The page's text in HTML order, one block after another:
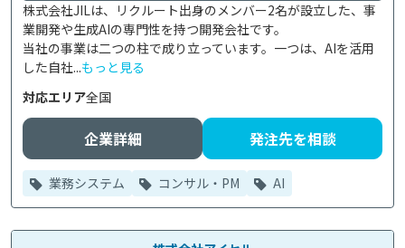
株式会社JILは、リクルート出身のメンバー2名が設立した、事
業開発や生成AIの専門性を持つ開発会社です。
当社の事業は二つの柱で成り立っています。一つは、AIを活用
した自社...もっと見る
対応エリア全国
企業詳細 発注先を相談
業務システム コンサル・PM AI